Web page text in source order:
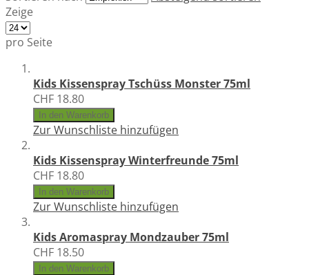
Zeige
pro Seite
Kids Kissenspray Tschüss Monster 75ml
CHF 18.80
In den Warenkorb
Zur Wunschliste hinzufügen
Kids Kissenspray Winterfreunde 75ml
CHF 18.80
In den Warenkorb
Zur Wunschliste hinzufügen
Kids Aromaspray Mondzauber 75ml
CHF 18.50
In den Warenkorb